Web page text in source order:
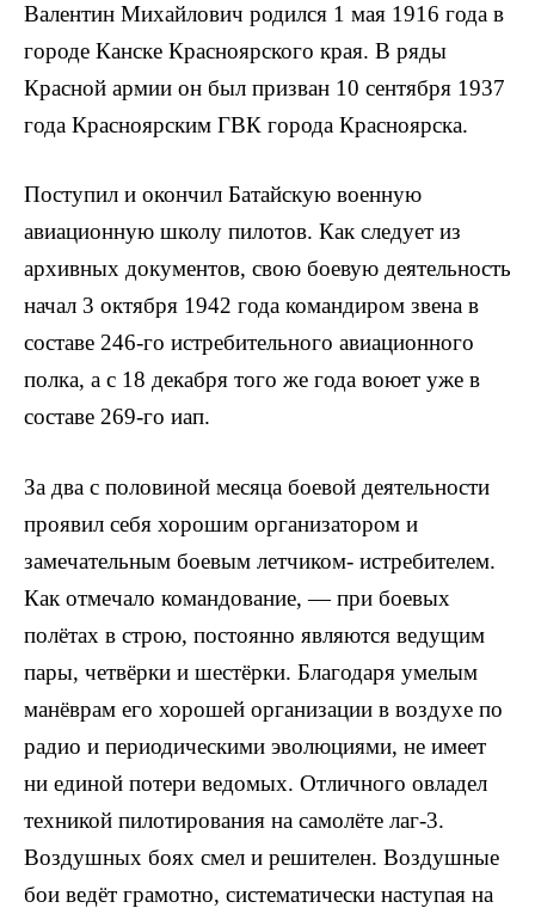
Валентин Михайлович родился 1 мая 1916 года в
городе Канске Красноярского края. В ряды
Красной армии он был призван 10 сентября 1937
года Красноярским ГВК города Красноярска.
Поступил и окончил Батайскую военную
авиационную школу пилотов. Как следует из
архивных документов, свою боевую деятельность
начал 3 октября 1942 года командиром звена в
составе 246-го истребительного авиационного
полка, а с 18 декабря того же года воюет уже в
составе 269-го иап.
За два с половиной месяца боевой деятельности
проявил себя хорошим организатором и
замечательным боевым летчиком- истребителем.
Как отмечало командование, — при боевых
полётах в строю, постоянно являются ведущим
пары, четвёрки и шестёрки. Благодаря умелым
манёврам его хорошей организации в воздухе по
радио и периодическими эволюциями, не имеет
ни единой потери ведомых. Отличного овладел
техникой пилотирования на самолёте лаг-3.
Воздушных боях смел и решителен. Воздушные
бои ведёт грамотно, систематически наступая на